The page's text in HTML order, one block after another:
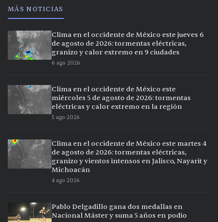
MÁS NOTICIAS
Clima en el occidente de México este jueves 6
de agosto de 2026: tormentas eléctricas,
granizo y calor extremo en 9 ciudades
6 ago 2026
Clima en el occidente de México este
miércoles 5 de agosto de 2026: tormentas
eléctricas y calor extremo en la región
5 ago 2026
Clima en el occidente de México este martes 4
de agosto de 2026: tormentas eléctricas,
granizo y vientos intensos en Jalisco, Nayarit y
Michoacán
4 ago 2026
Pablo Delgadillo gana dos medallas en
Nacional Máster y suma 5 años en podio